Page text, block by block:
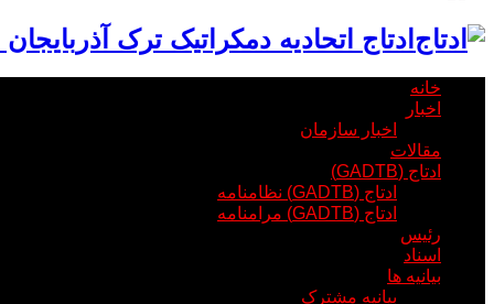
ادتاج اتحادیه دمکراتیک ترک
خانه
اخبار
اخبار سازمان
مقالات
ادتاج (GADTB)
ادتاج (GADTB) نظامنامه
ادتاج (GADTB) مرامنامه
رئیس
اسناد
بیانیه ها
بیانیه مشترک